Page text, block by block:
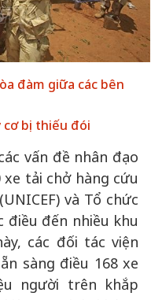
đàm giữa các bên
cơ bị thiếu đói
vấn đề nhân đạo
xe tải chở hàng cứu
và Tổ chức
điều đến nhiều khu
các đối tác viện
sàng điều 168 xe
người trên khắp